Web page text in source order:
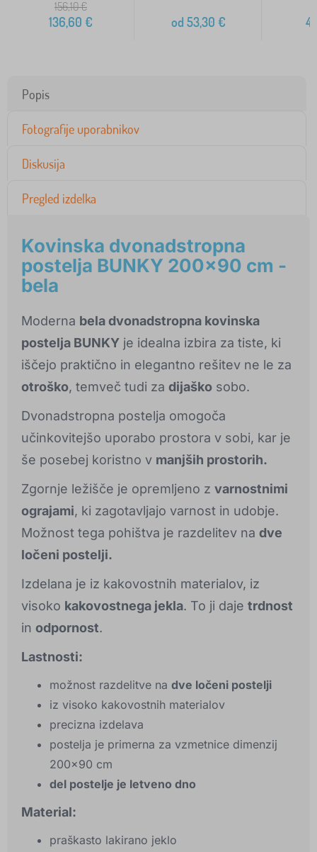
156,10€
136,60 € od 53,30 €
Popis
Fotografije uporabnikov
Diskusija
Pregled izdelka
Kovinska dvonadstropna
postelja BUNKY 200x90 cm -
bela
Moderna bela dvonadstropna kovinska
postelja BUNKY je idealna izbira za tiste, ki
iščejo praktično in elegantno rešitev ne le za
otroško, temveč tudi za dijaško sobo.
Dvonadstropna postelja omogoča
učinkovitejšo uporabo prostora v sobi, kar je
še posebej koristno v manjših prostorih.
Zgornje ležišče je opremljeno z varnostnimi
ograjami, ki zagotavljajo varnost in udobje.
Možnost tega pohištva je razdelitev na dve
ločeni postelji.
Izdelana je iz kakovostnih materialov, iz
visoko kakovostnega jekla. To ji daje trdnost
in odpornost.
Lastnosti:
možnost razdelitve na dve ločeni postelji
iz visoko kakovostnih materialov
precizna izdelava
postelja je primerna za vzmetnice dimenzij
200x90 cm
del postelje je letveno dno
Material:
praškasto lakirano jeklo